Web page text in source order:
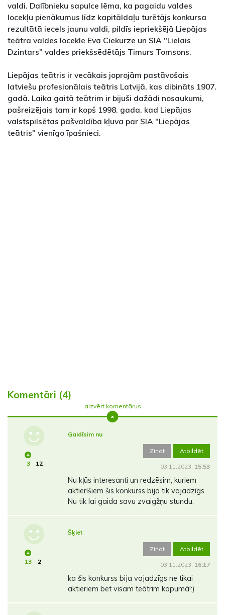
valdi. Dalībnieku sapulce lēma, ka pagaidu valdes
locekļu pienākumus līdz kapitāldaļu turētājs konkursa
rezultātā iecels jaunu valdi, pildīs iepriekšējā Liepājas
teātra valdes locekle Eva Ciekurze un SIA "Lielais
Dzintars" valdes priekšsēdētājs Timurs Tomsons.
Liepājas teātris ir vecākais joprojām pastāvošais
latviešu profesionālais teātris Latvijā, kas dibināts 1907.
gadā. Laika gaitā teātrim ir bijuši dažādi nosaukumi,
pašreizējais tam ir kopš 1998. gada, kad Liepājas
valstspilsētas pašvaldība kļuva par SIA "Liepājas
teātris" vienīgo īpašnieci.
Komentāri (4)
aizvērt komentārus
3 12
Gaidīsim nu
Ziņot Atbildēt
03.11.2023. 15:53
Nu kļūs interesanti un redzēsim, kuriem
aktierīšiem šis konkurss bija tik vajadzīgs.
Nu tik lai gaida savu zvaigžņu stundu.
13 2
Šķiet
Ziņot Atbildēt
03.11.2023. 16:17
ka šis konkurss bija vajadzīgs ne tikai
aktieriem bet visam teātrim kopumā!:)